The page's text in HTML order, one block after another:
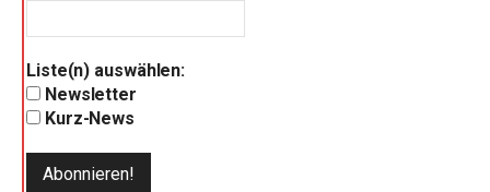
Liste(n) auswählen:
Newsletter
Kurz-News